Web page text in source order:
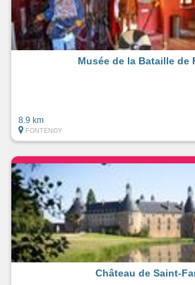
Musée de la Bataille de
8.9 km
FONTENOY
Château de Saint-